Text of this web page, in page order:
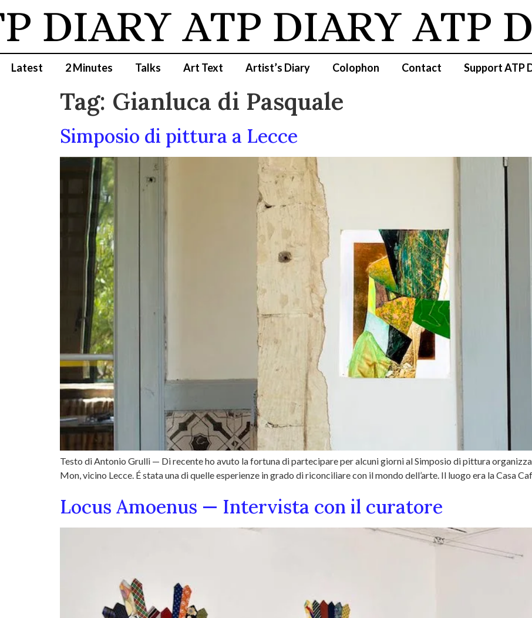
DIARY ATP DIARY ATP
Latest 2 Minutes Talks Art Text Artist’s Diary Colophon Contact Support ATP
Tag: Gianluca di Pasquale
Simposio di pittura a Lecce
Testo di Antonio Grulli — Di recente ho avuto la fortuna di partecipare per alcuni giorni al Simposio di pittura
Mon, vicino Lecce. É stata una di quelle esperienze in grado di riconciliare con il mondo dell’arte. Il luogo era la Casa
Locus Amoenus — Intervista con il curatore